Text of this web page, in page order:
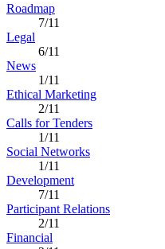
Roadmap
7/11
Legal
6/11
News
1/11
Ethical Marketing
2/11
Calls for Tenders
1/11
Social Networks
1/11
Development
7/11
Participant Relations
2/11
Financial